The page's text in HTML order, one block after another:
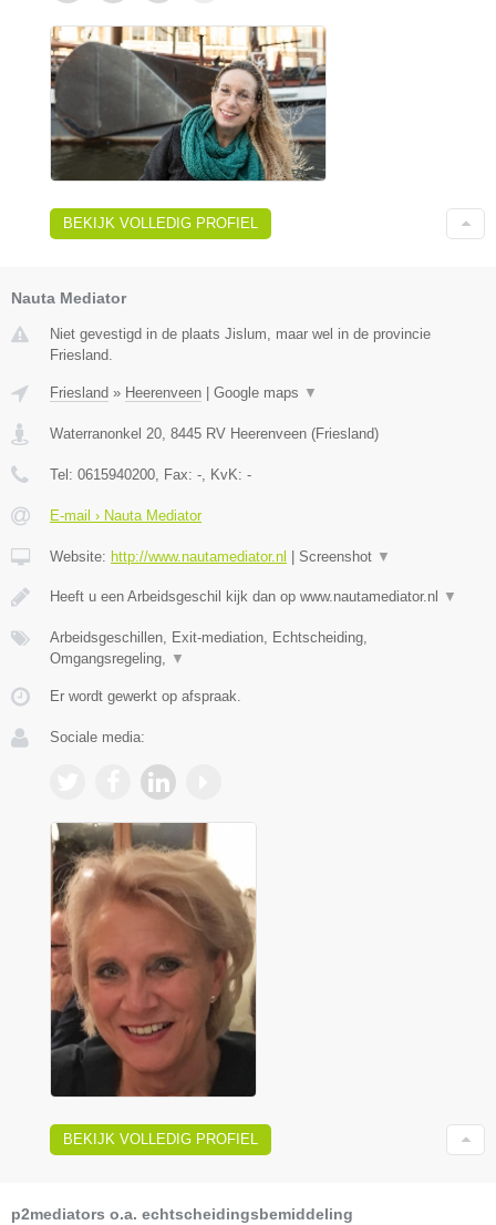
BEKIJK VOLLEDIG PROFIEL
Nauta Mediator
Niet gevestigd in de plaats Jislum, maar wel in de provincie
Friesland.
Friesland » Heerenveen Google maps ▼
Waterranonkel 20 8445 RV Heerenveen (Friesland)
Tel: 0615940200 , Fax: - , KvK: -
E-mail › Nauta Mediator
Website: http://www.nautamediator.nl Screenshot ▼
Heeft u een Arbeidsgeschil kijk dan op www.nautamediator.nl ▼
Arbeidsgeschillen, Exit-mediation, Echtscheiding,
Omgangsregeling,
▼
Er wordt gewerkt op afspraak.
Sociale media:
BEKIJK VOLLEDIG PROFIEL
p2mediators o.a. echtscheidingsbemiddeling